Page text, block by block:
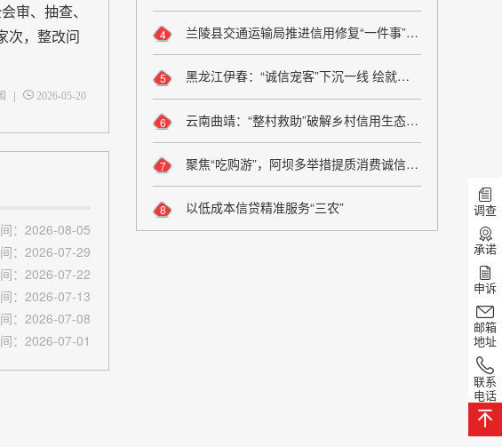
审、抽查、
次，整改问
| 2026-05-20
：2026-08-05
：2026-07-29
：2026-07-22
：2026-07-13
：2026-07-08
：2026-07-01
兰陵县交通运输局推进信用修复“一件事”改革
4
黑龙江伊春：“诚信宠客”下沉一线 绘就旅游服务新图景
5
云南曲靖：“整村救助”破解乡村信用生态修复难题
6
聚焦“吃购游”，阿坝多举措提质消费诚信维权
7
以低成本信贷精准服务“三农”
8 调查
承诺
申诉
邮箱
地址
联系
电话